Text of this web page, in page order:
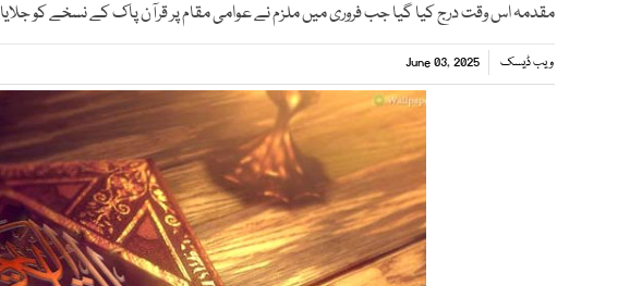
مقدمہ اس وقت درج کیا گیا جب فروری میں ملزم نے عوامی مقام پر قرآن پاک کے نسخے کو جلایا
ویب ڈیسک June 03, 2025